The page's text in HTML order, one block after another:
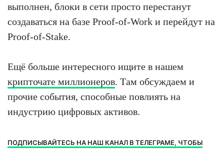
выполнен, блоки в сети просто перестанут
создаваться на базе Proof-of-Work и перейдут на
Proof-of-Stake.
Ещё больше интересного ищите в нашем
крипточате миллионеров. Там обсуждаем и
прочие события, способные повлиять на
индустрию цифровых активов.
ПОДПИСЫВАЙТЕСЬ НА НАШ КАНАЛ В ТЕЛЕГРАМЕ, ЧТОБЫ